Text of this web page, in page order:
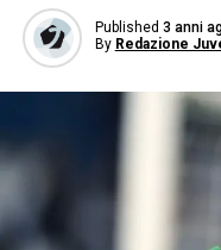
Published 3 anni
By Redazione